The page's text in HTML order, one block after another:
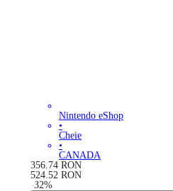
Nintendo eShop
•
Cheie
•
CANADA
356.74 RON
524.52 RON
-32%